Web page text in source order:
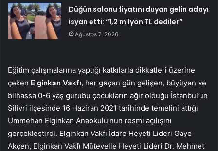
Düğün salonu fiyatını duyan gelin adayı
isyan etti: “1,2 milyon TL dediler”
Ağustos 7, 2026
Eğitim çalışmalarına yaptığı katkılarla dikkatleri üzerine
çeken Elginkan Vakfı, her geçen gün gelişen, büyüyen ve
bilhassa 0-6 yaş gurubu çocukların ağır olduğu İstanbul’un
Silivri ilçesinde 16 Haziran 2021 tarihinde temelini attığı
Ümmehan Elginkan Anaokulu’nun resmi açılışını
gerçekleştirdi. Elginkan Vakfı İdare Heyeti Lideri Gaye
Akçen, Elginkan Vakfı Mütevelle Heyeti Lideri Dr. Mehmet